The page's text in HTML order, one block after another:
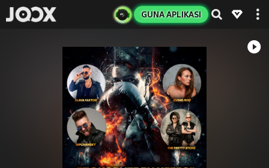
GUNA APLIKASI